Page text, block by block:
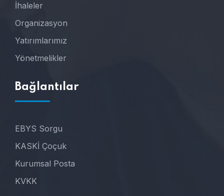
İhaleler
Organizasyon
Yatırımlarımız
Yönetmelikler
Bağlantılar
EBYS Sorgu
KASKİ Çoçuk
Kurumsal Posta
KVKK